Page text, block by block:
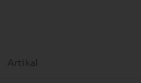
Artikal